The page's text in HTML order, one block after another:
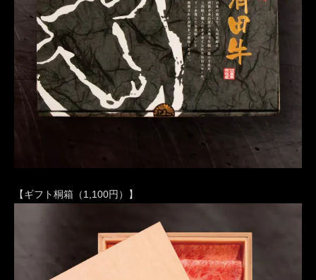
【ギフト桐箱（1,100円）】